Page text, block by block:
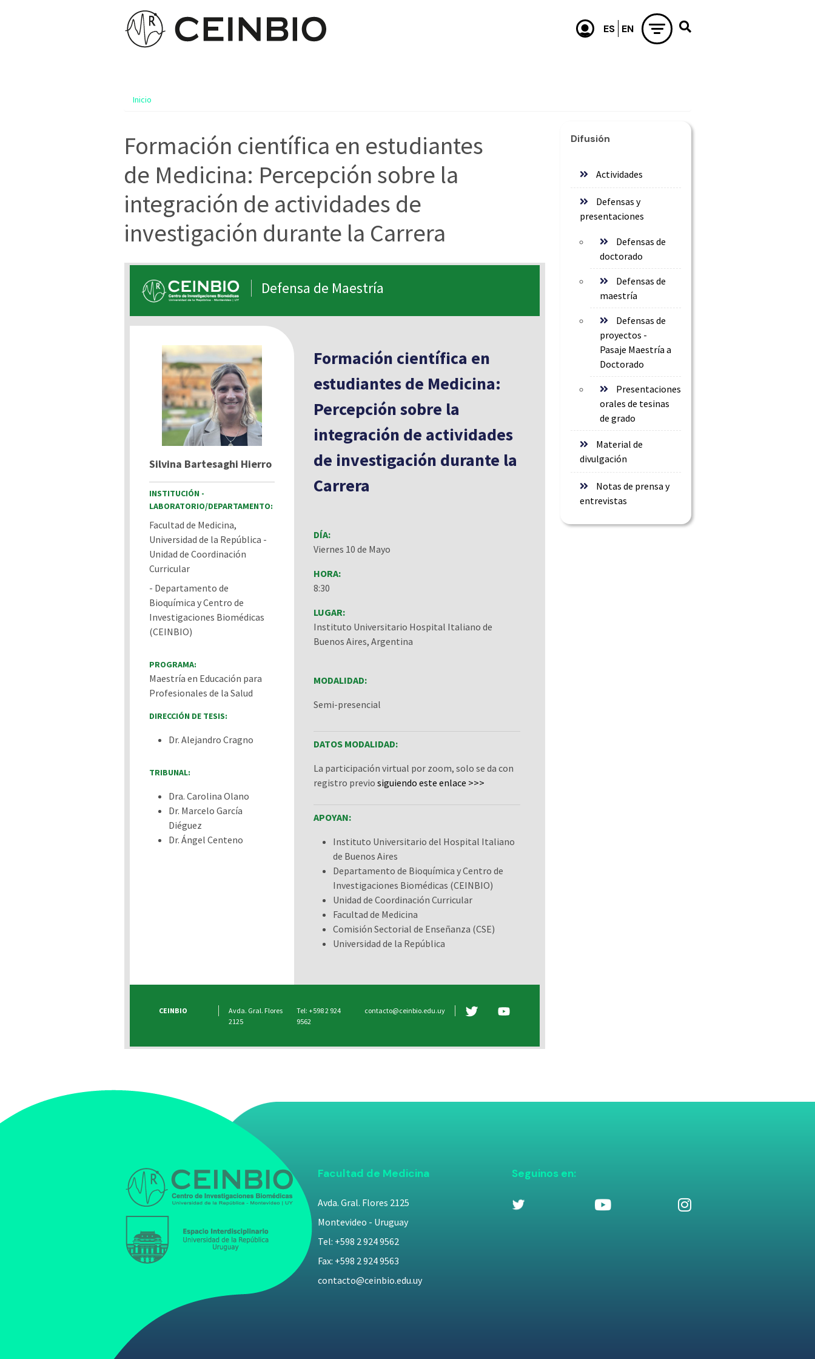
Inicio
Formación científica en estudiantes
de Medicina: Percepción sobre la
integración de actividades de
investigación durante la Carrera
Defensa de Maestría
Silvina Bartesaghi Hierro
INSTITUCIÓN -
LABORATORIO/DEPARTAMENTO:
Facultad de Medicina,
Universidad de la República -
Unidad de Coordinación
Curricular
- Departamento de
Bioquímica y Centro de
Investigaciones Biomédicas
(CEINBIO)
PROGRAMA:
Maestría en Educación para
Profesionales de la Salud
DIRECCIÓN DE TESIS:
Dr. Alejandro Cragno
TRIBUNAL:
Dra. Carolina Olano
Dr. Marcelo García
Diéguez
Dr. Ángel Centeno
Formación científica en
estudiantes de Medicina:
Percepción sobre la
integración de actividades
de investigación durante la
Carrera
DÍA:
Viernes 10 de Mayo
HORA:
8:30
LUGAR:
Instituto Universitario Hospital Italiano de
Buenos Aires, Argentina
MODALIDAD:
Semi-presencial
DATOS MODALIDAD:
La participación virtual por zoom, solo se da con
registro previo siguiendo este enlace >>>
APOYAN:
Instituto Universitario del Hospital Italiano
de Buenos Aires
Departamento de Bioquímica y Centro de
Investigaciones Biomédicas (CEINBIO)
Unidad de Coordinación Curricular
Facultad de Medicina
Comisión Sectorial de Enseñanza (CSE)
Universidad de la República
CEINBIO
Avda. Gral. Flores
2125
Tel: +598 2 924
9562
contacto@ceinbio.edu.uy
Difusión
Actividades
Defensas y
presentaciones
Defensas de
doctorado
Defensas de
maestría
Defensas de
proyectos -
Pasaje Maestría a
Doctorado
Presentaciones
orales de tesinas
de grado
Material de
divulgación
Notas de prensa y
entrevistas
Facultad de Medicina
Avda. Gral. Flores 2125
Montevideo - Uruguay
Tel: +598 2 924 9562
Fax: +598 2 924 9563
contacto@ceinbio.edu.uy
Seguinos en: